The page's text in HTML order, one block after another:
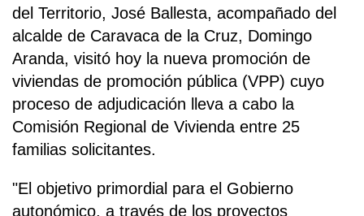
del Territorio, José Ballesta, acompañado del
alcalde de Caravaca de la Cruz, Domingo
Aranda, visitó hoy la nueva promoción de
viviendas de promoción pública (VPP) cuyo
proceso de adjudicación lleva a cabo la
Comisión Regional de Vivienda entre 25
familias solicitantes.
"El objetivo primordial para el Gobierno
autonómico, a través de los proyectos